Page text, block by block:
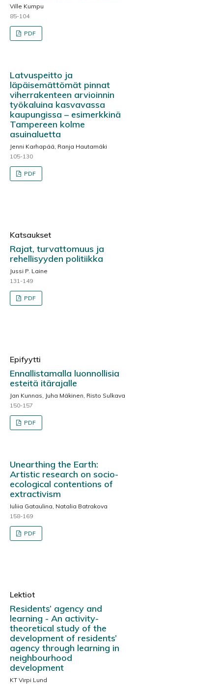
Ville Kumpu
85-104
PDF
Latvuspeitto ja
läpäisemättömät pinnat
viherrakenteen arvioinnin
työkaluina kasvavassa
kaupungissa – esimerkkinä
Tampereen kolme
asuinaluetta
Jenni Karhapää, Ranja Hautamäki
105-130
PDF
Katsaukset
Rajat, turvattomuus ja
rehellisyyden politiikka
Jussi P. Laine
131-149
PDF
Epifyytti
Ennallistamalla luonnollisia
esteitä itärajalle
Jan Kunnas, Juha Mäkinen, Risto Sulkava
150-157
PDF
Unearthing the Earth:
Artistic research on socio-
ecological contentions of
extractivism
Iuliia Gataulina, Natalia Batrakova
158-169
PDF
Lektiot
Residents’ agency and
learning - An activity-
theoretical study of the
development of residents’
agency through learning in
neighbourhood
development
KT Virpi Lund